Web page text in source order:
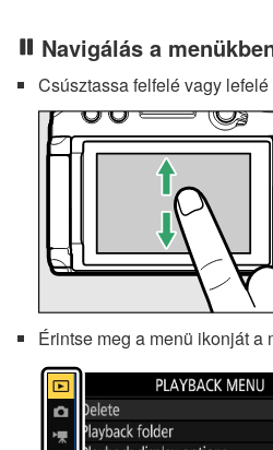
Navigálás a
Csúsztassa felfelé vagy
Érintse meg a menü ikonját a